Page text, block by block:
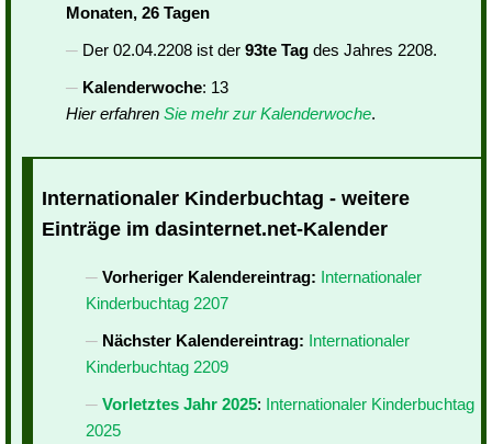
Monaten, 26 Tagen
Der 02.04.2208 ist der 93te Tag des Jahres 2208.
Kalenderwoche: 13
Hier erfahren Sie mehr zur Kalenderwoche.
Internationaler Kinderbuchtag - weitere
Einträge im dasinternet.net-Kalender
Vorheriger Kalendereintrag: Internationaler
Kinderbuchtag 2207
Nächster Kalendereintrag: Internationaler
Kinderbuchtag 2209
Vorletztes Jahr 2025: Internationaler Kinderbuchtag
2025